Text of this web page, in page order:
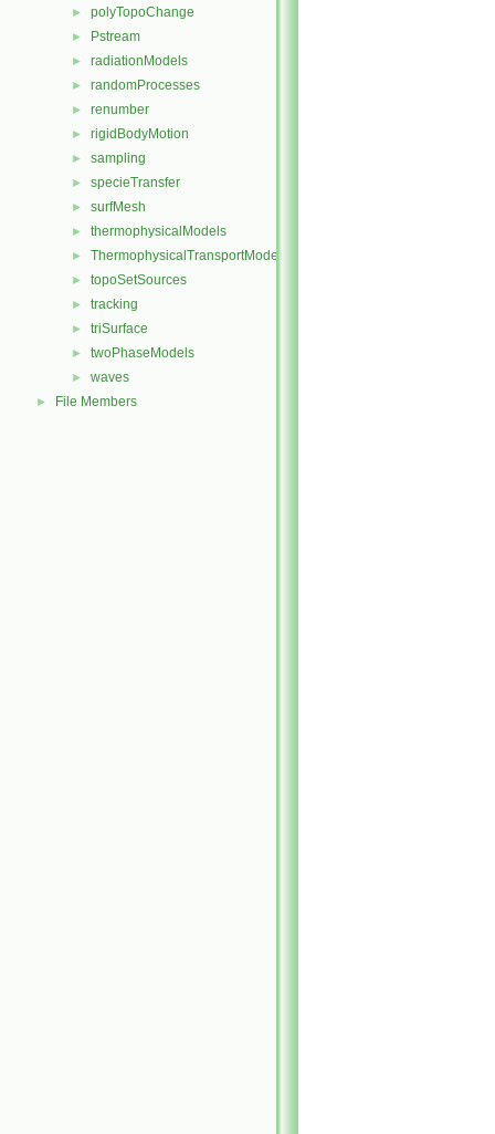
► polyTopoChange
► Pstream
► radiationModels
► randomProcesses
► renumber
► rigidBodyMotion
► sampling
► specieTransfer
► surfMesh
► thermophysicalModels
► ThermophysicalTransportModels
► topoSetSources
► tracking
► triSurface
► twoPhaseModels
► waves
► File Members